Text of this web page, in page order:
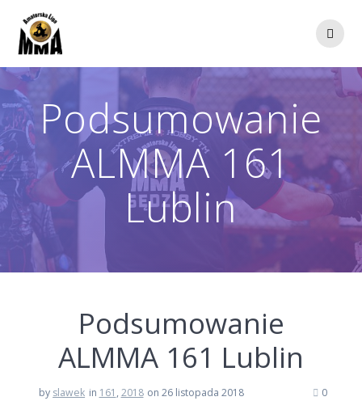
Podsumowanie
ALMMA 161
Lublin
Podsumowanie
ALMMA 161 Lublin
by slawek in 161 , 2018 on 26 listopada 2018 0